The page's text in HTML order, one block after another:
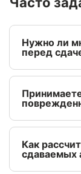
Нужно ли
перед
Как
сдаваемых